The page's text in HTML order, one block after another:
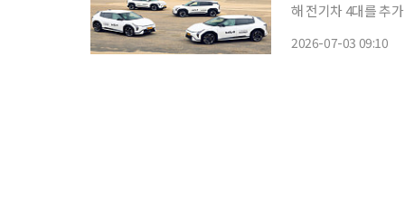
해 전기차 4대를 추
2026-07-03 09:10